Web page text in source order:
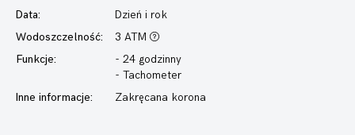
Data:
Dzień i rok
Wodoszczelność:
3 ATM
Funkcje:
- 24 godzinny
- Tachometer
Inne informacje:
Zakręcana korona